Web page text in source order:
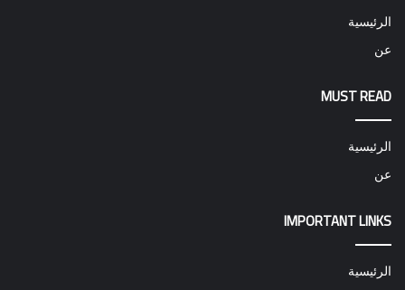
الرئيسية
عن
MUST READ
الرئيسية
عن
IMPORTANT LINKS
الرئيسية